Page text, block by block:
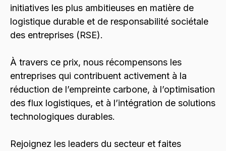
initiatives les plus ambitieuses en matière de
logistique durable et de responsabilité sociétale
des entreprises (RSE).
À travers ce prix, nous récompensons les
entreprises qui contribuent activement à la
réduction de l’empreinte carbone, à l’optimisation
des flux logistiques, et à l’intégration de solutions
technologiques durables.
Rejoignez les leaders du secteur et faites